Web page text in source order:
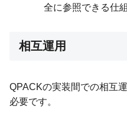
全に参照できる仕
相互運用
QPACKの実装間での相互
必要です。